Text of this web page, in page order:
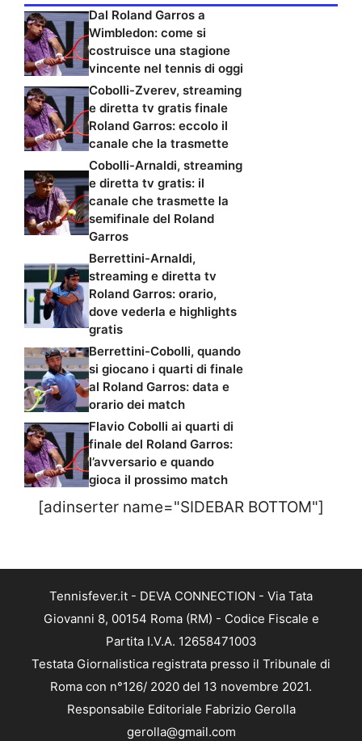
Dal Roland Garros a
Wimbledon: come si
costruisce una stagione
vincente nel tennis di oggi
Cobolli-Zverev, streaming
e diretta tv gratis finale
Roland Garros: eccolo il
canale che la trasmette
Cobolli-Arnaldi, streaming
e diretta tv gratis: il
canale che trasmette la
semifinale del Roland
Garros
Berrettini-Arnaldi,
streaming e diretta tv
Roland Garros: orario,
dove vederla e highlights
gratis
Berrettini-Cobolli, quando
si giocano i quarti di finale
al Roland Garros: data e
orario dei match
Flavio Cobolli ai quarti di
finale del Roland Garros:
l’avversario e quando
gioca il prossimo match
[adinserter name="SIDEBAR BOTTOM"]
Tennisfever.it - DEVA CONNECTION - Via Tata
Giovanni 8, 00154 Roma (RM) - Codice Fiscale e
Partita I.V.A. 12658471003
Testata Giornalistica registrata presso il Tribunale di
Roma con n°126/ 2020 del 13 novembre 2021.
Responsabile Editoriale Fabrizio Gerolla
gerolla@gmail.com